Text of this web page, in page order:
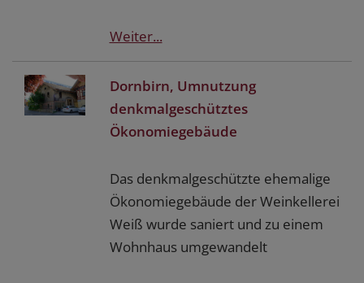
Weiter...
Dornbirn, Umnutzung
denkmalgeschütztes
Ökonomiegebäude
Das denkmalgeschützte ehemalige
Ökonomiegebäude der Weinkellerei
Weiß wurde saniert und zu einem
Wohnhaus umgewandelt